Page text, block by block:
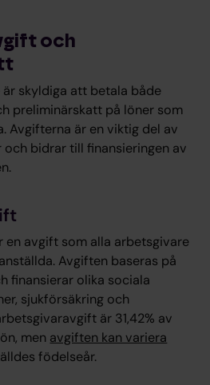
och
skyldiga att betala både
preliminärskatt på löner som
Avgifterna är en viktig del av
bidrar till finansieringen av
avgift som alla arbetsgivare
Avgiften baseras på
finansierar olika sociala
sjukförsäkring och
är 31,42% av
men avgiften kan variera
födelseår.